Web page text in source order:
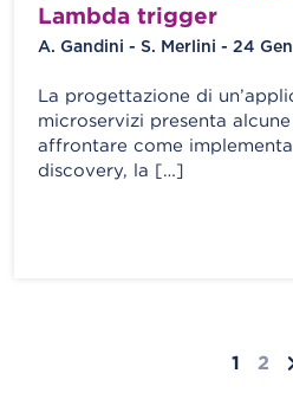
Lambda trigger
A. Gandini - S. Merlini - 24
La progettazione di
microservizi presenta
affrontare come
discovery, la […]
1 2